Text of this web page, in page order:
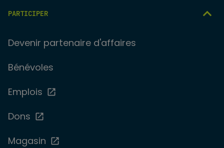
PARTICIPER
Devenir partenaire d'affaires
Bénévoles
Emplois
Dons
Magasin